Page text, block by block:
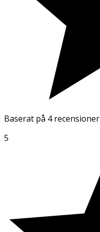
Baserat på 4 recensioner
5